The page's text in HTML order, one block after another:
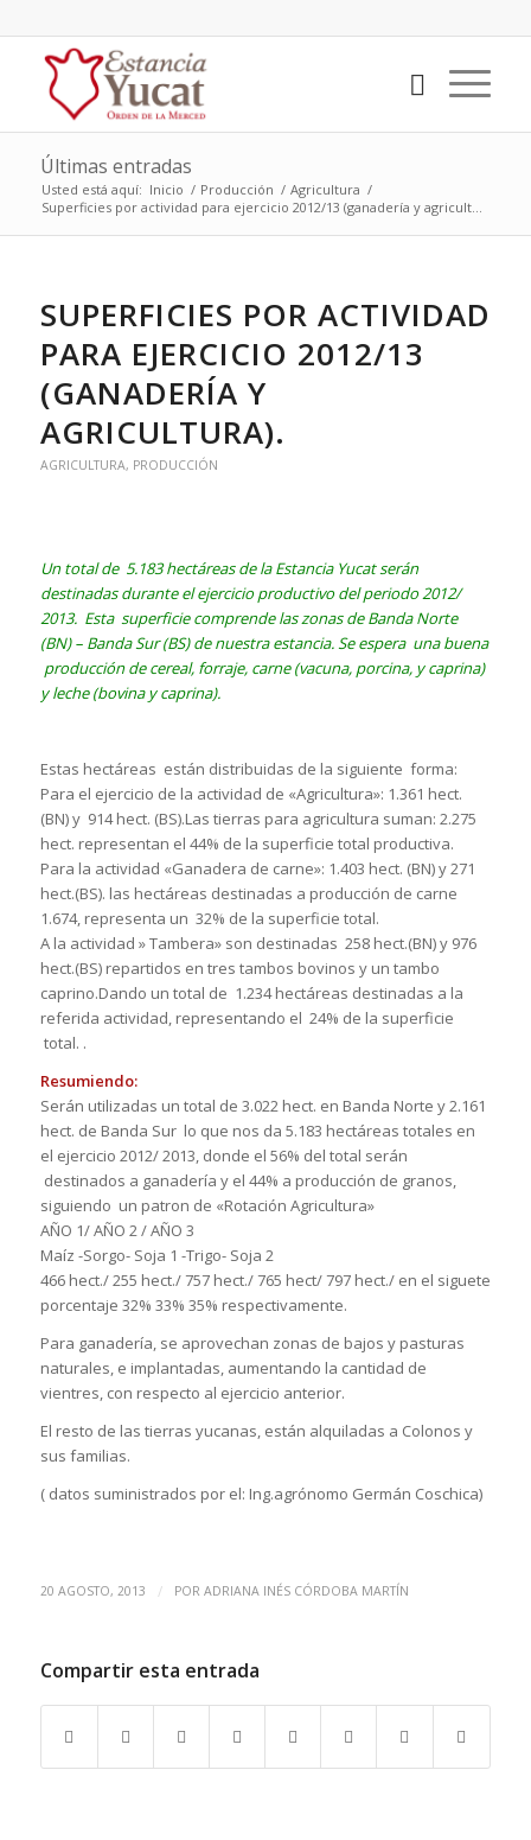
Últimas entradas
Usted está aquí: Inicio / Producción / Agricultura /
Superficies por actividad para ejercicio 2012/13 (ganadería y agricult...
SUPERFICIES POR ACTIVIDAD
PARA EJERCICIO 2012/13
(GANADERÍA Y
AGRICULTURA).
AGRICULTURA, PRODUCCIÓN
Un total de 5.183 hectáreas de la Estancia Yucat serán
destinadas durante el ejercicio productivo del periodo 2012/
2013. Esta superficie comprende las zonas de Banda Norte
(BN) – Banda Sur (BS) de nuestra estancia. Se espera una buena
producción de cereal, forraje, carne (vacuna, porcina, y caprina)
y leche (bovina y caprina).
Estas hectáreas están distribuidas de la siguiente forma:
Para el ejercicio de la actividad de «Agricultura»: 1.361 hect.
(BN) y 914 hect. (BS).Las tierras para agricultura suman: 2.275
hect. representan el 44% de la superficie total productiva.
Para la actividad «Ganadera de carne»: 1.403 hect. (BN) y 271
hect.(BS). las hectáreas destinadas a producción de carne
1.674, representa un 32% de la superficie total.
A la actividad » Tambera» son destinadas 258 hect.(BN) y 976
hect.(BS) repartidos en tres tambos bovinos y un tambo
caprino.Dando un total de 1.234 hectáreas destinadas a la
referida actividad, representando el 24% de la superficie
total. .
Resumiendo:
Serán utilizadas un total de 3.022 hect. en Banda Norte y 2.161
hect. de Banda Sur lo que nos da 5.183 hectáreas totales en
el ejercicio 2012/ 2013, donde el 56% del total serán
destinados a ganadería y el 44% a producción de granos,
siguiendo un patron de «Rotación Agricultura»
AÑO 1/ AÑO 2 / AÑO 3
Maíz -Sorgo- Soja 1 -Trigo- Soja 2
466 hect./ 255 hect./ 757 hect./ 765 hect/ 797 hect./ en el siguete
porcentaje 32% 33% 35% respectivamente.
Para ganadería, se aprovechan zonas de bajos y pasturas
naturales, e implantadas, aumentando la cantidad de
vientres, con respecto al ejercicio anterior.
El resto de las tierras yucanas, están alquiladas a Colonos y
sus familias.
( datos suministrados por el: Ing.agrónomo Germán Coschica)
20 AGOSTO, 2013 / POR ADRIANA INÉS CÓRDOBA MARTÍN
Compartir esta entrada